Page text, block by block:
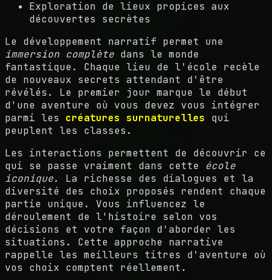
Exploration de lieux propices aux
découvertes secrètes
Le développement narratif permet une
immersion complète dans le monde
fantastique. Chaque lieu de l'école recèle
de nouveaux secrets attendant d'être
révélés. Le premier jour marque le début
d'une aventure où vous devez vous intégrer
parmi les créatures surnaturelles qui
peuplent les classes.
Les interactions permettent de découvrir ce
qui se passe vraiment dans cette école
iconique. La richesse des dialogues et la
diversité des choix proposés rendent chaque
partie unique. Vous influencez le
déroulement de l'histoire selon vos
décisions et votre façon d'aborder les
situations. Cette approche narrative
rappelle les meilleurs titres d'aventure où
vos choix comptent réellement.